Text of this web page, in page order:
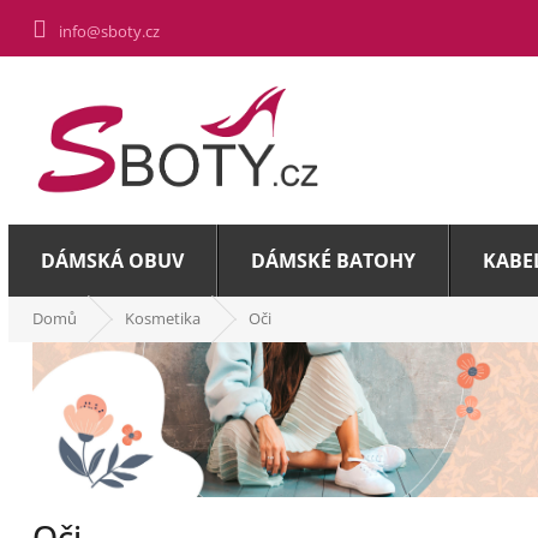
obsah
info@sboty.cz
DÁMSKÁ OBUV DÁMSKÉ BATOHY
Domů Kosmetika Oči